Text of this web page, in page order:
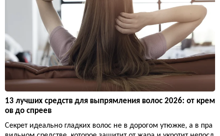
13 лучших средств для выпрямления волос 2026: от крем
ов до спреев
Секрет идеально гладких волос не в дорогом утюжке, а в пра